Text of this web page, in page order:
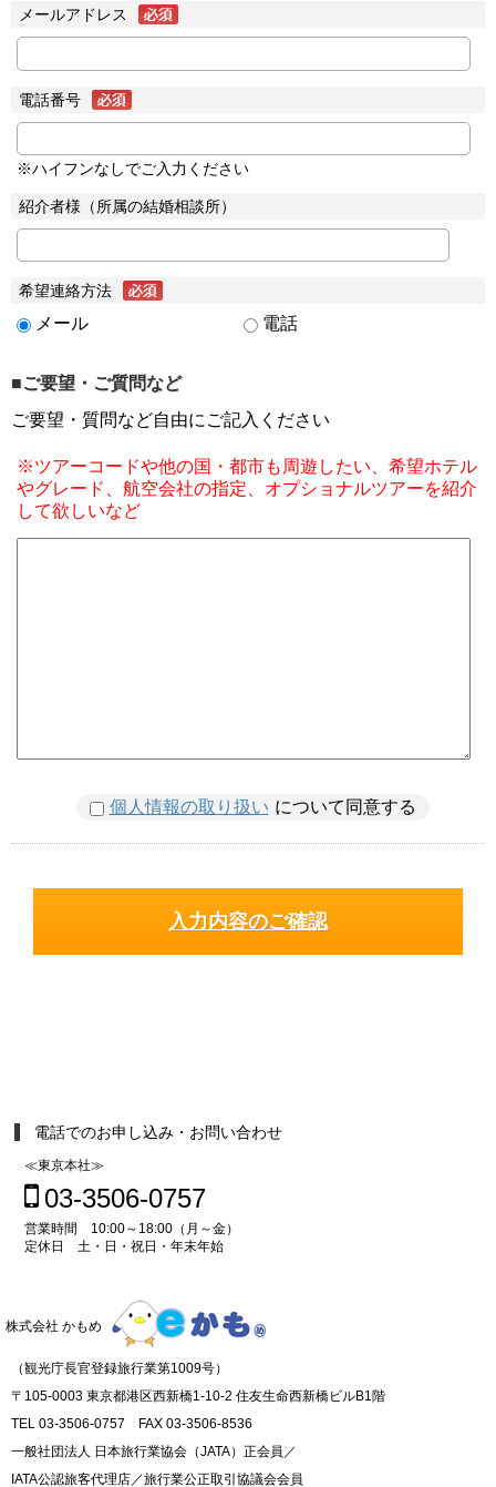
メールアドレス
電話番号
※ハイフンなしでご入力ください
紹介者様（所属の結婚相談所）
希望連絡方法
メール 電話
■ご要望・ご質問など
ご要望・質問など自由にご記入ください
※ツアーコードや他の国・都市も周遊したい、希望ホテル
やグレード、航空会社の指定、オプショナルツアーを紹介
して欲しいなど
個人情報の取り扱い について同意する
電話でのお申し込み・お問い合わせ
≪東京本社≫
03-3506-0757
営業時間 10:00～18:00（月～金）
定休日 土・日・祝日・年末年始
株式会社 かもめ
（観光庁長官登録旅行業第1009号）
〒105-0003 東京都港区西新橋1-10-2 住友生命西新橋ビルB1階
TEL 03-3506-0757 FAX 03-3506-8536
一般社団法人 日本旅行業協会（JATA）正会員／
IATA公認旅客代理店／旅行業公正取引協議会会員